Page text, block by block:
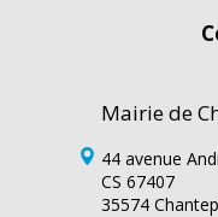
Mairie de
44 avenue
CS 67407
35574